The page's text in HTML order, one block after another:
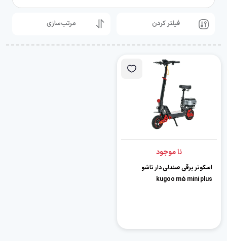
فیلتر کردن مرتب‌سازی
نا موجود
اسکوتر برقی صندلی دار تاشو
kugoo m5 mini plus